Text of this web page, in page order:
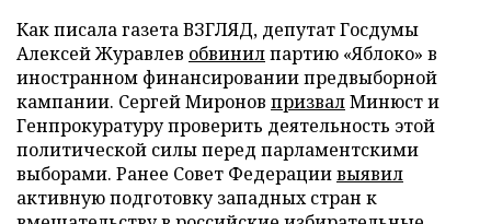
Как писала газета ВЗГЛЯД, депутат Госдумы
Алексей Журавлев обвинилпартию «Яблоко» в
иностранном финансировании предвыборной
кампании. Сергей Миронов призвалМинюст и
Генпрокуратуру проверить деятельность этой
политической силы перед парламентскими
выборами. Ранее Совет Федерациивыявил
активную подготовку западных стран к